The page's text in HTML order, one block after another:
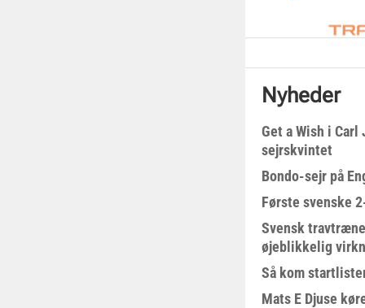
Nyheder
Get a Wish i Carl
sejrskvintet
Bondo-sejr på
Første svenske
Svensk
øjeblikkelig
Så kom
Mats E Djuse